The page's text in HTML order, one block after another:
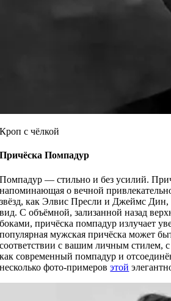
Кроп с чёлкой
ПричёскаПомпадур
Помпадур — стильно и без усилий.
напоминающая о вечной
звёзд, как Элвис Пресли и Джеймс Дин,
вид. С объёмной, зализанной назад
боками, причёска помпадур излучает
популярная мужская причёска может
соответствии с вашим личным стилем,
как современный помпадур и
несколько фото-примеровэтой